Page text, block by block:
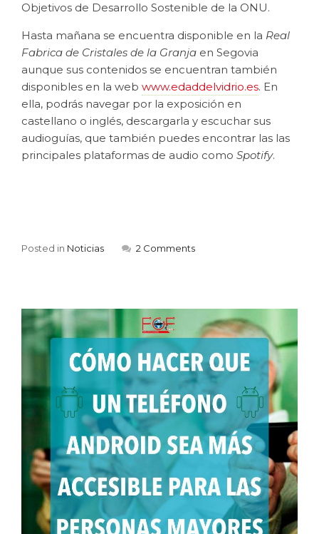
Objetivos de Desarrollo Sostenible de la ONU.
Hasta mañana se encuentra disponible en la Real
Fabrica de Cristales de la Granja en Segovia
aunque sus contenidos se encuentran también
disponibles en la web www.edaddelvidrio.es. En
ella, podrás navegar por la exposición en
castellano o inglés, descargarla y escuchar sus
audioguías, que también puedes encontrar las las
principales plataformas de audio como Spotify.
Posted in Noticias 2 Comments